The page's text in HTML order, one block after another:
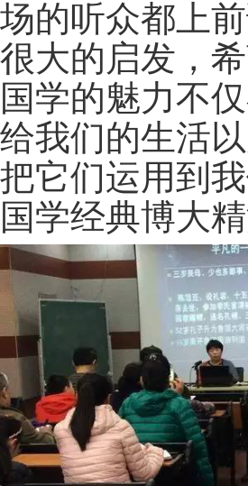
场的听众都上
很大的启发，
国学的魅力不
给我们的生活
把它们运用到
国学经典博大